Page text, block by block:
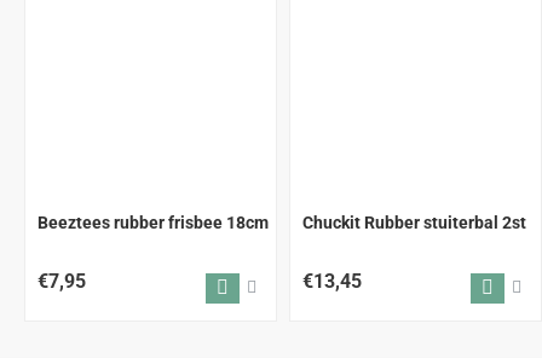
Beeztees rubber frisbee 18cm
€7,95
Chuckit Rubber stuiterbal 2st
€13,45